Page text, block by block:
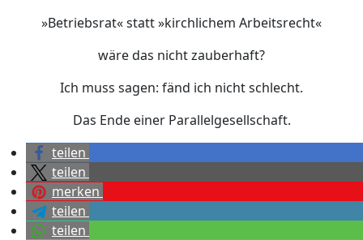
»Betriebsrat« statt »kirchlichem Arbeitsrecht«
wäre das nicht zauberhaft?
Ich muss sagen: fänd ich nicht schlecht.
Das Ende einer Parallelgesellschaft.
teilen
teilen
merken
teilen
teilen